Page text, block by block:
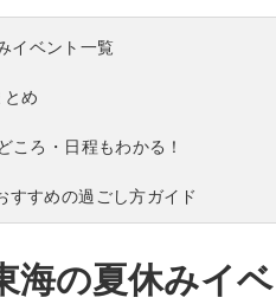
イベント一覧
め
ころ・日程もわかる！
すすめの過ごし方ガイド
海の夏休みイ